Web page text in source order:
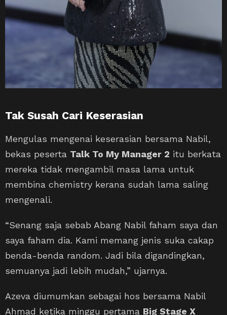
Tak Susah Cari Keserasian
Mengulas mengenai keserasian bersama Nabil,
bekas peserta Talk To My Manager 2 itu berkata
mereka tidak mengambil masa lama untuk
membina chemistry kerana sudah lama saling
mengenali.
“Senang saja sebab Abang Nabil faham saya dan
saya faham dia. Kami memang jenis suka cakap
benda-benda random. Jadi bila digandingkan,
semuanya jadi lebih mudah,” ujarnya.
Azeva diumumkan sebagai hos bersama Nabil
Ahmad ketika minggu pertama Big Stage X